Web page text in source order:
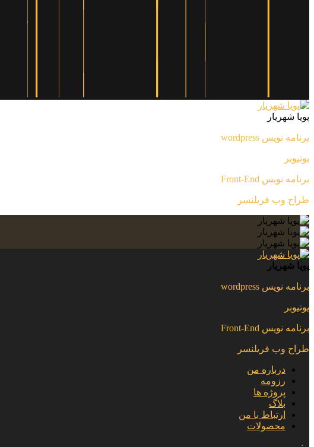
پویا شهریار
برنامه نویس wordpress
یوتیوبر
برنامه نویس Front-End
طراح وب فریلنسر
پویا شهریار
برنامه نویس wordpress
یوتیوبر
برنامه نویس Front-End
طراح وب فریلنسر
درباره من
رزومه
پروژه ها
بلاگ
ارتباط با من
محصولات